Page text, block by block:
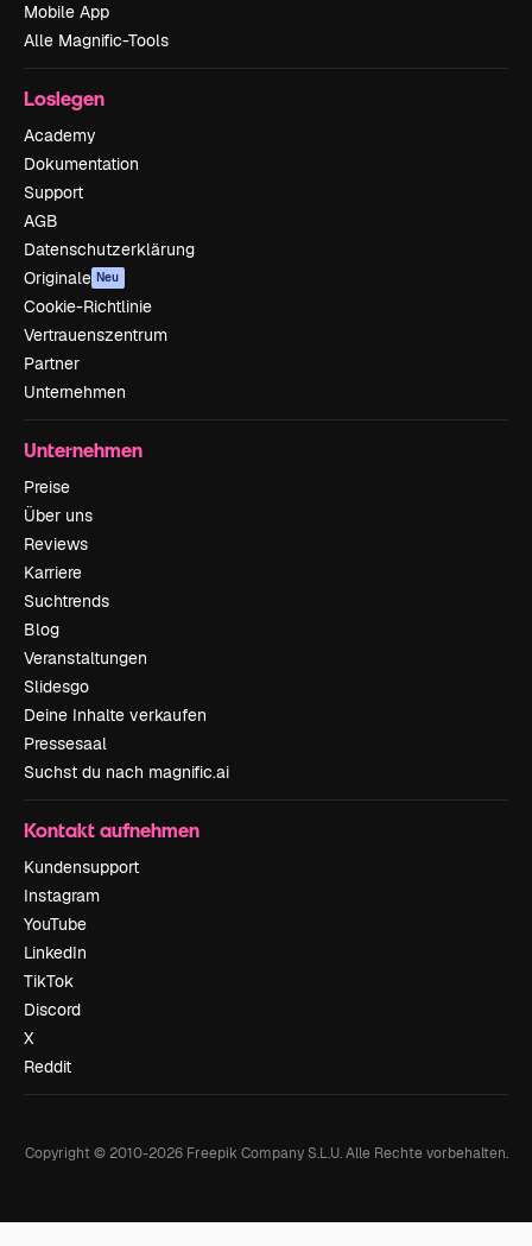
Mobile App
Alle Magnific-Tools
Loslegen
Academy
Dokumentation
Support
AGB
Datenschutzerklärung
Originale Neu
Cookie-Richtlinie
Vertrauenszentrum
Partner
Unternehmen
Unternehmen
Preise
Über uns
Reviews
Karriere
Suchtrends
Blog
Veranstaltungen
Slidesgo
Deine Inhalte verkaufen
Pressesaal
Suchst du nach magnific.ai
Kontakt aufnehmen
Kundensupport
Instagram
YouTube
LinkedIn
TikTok
Discord
X
Reddit
Copyright © 2010-2026Freepik Company S.L.U. Alle Rechte vorbehalten.